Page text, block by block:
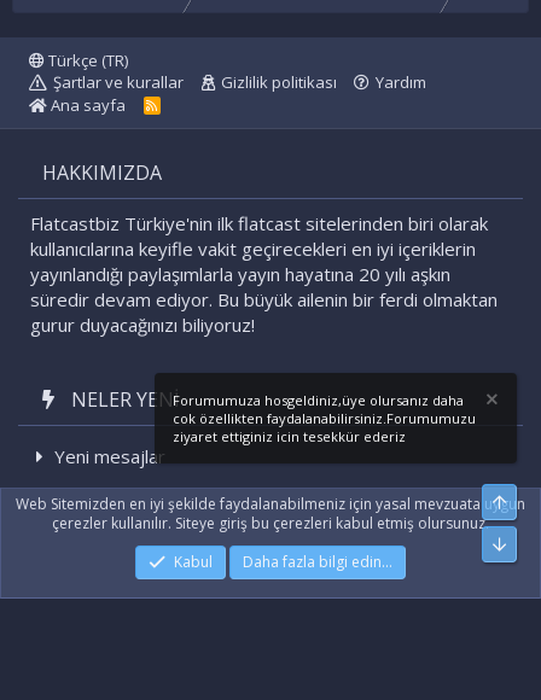
Türkçe (TR)
Şartlar ve kurallar
Gizlilik politikası
Yardım
Ana sayfa
R
HAKKIMIZDA
Flatcastbiz Türkiye'nin ilk flatcast sitelerinden biri olarak
kullanıcılarına keyifle vakit geçirecekleri en iyi içeriklerin
yayınlandığı paylaşımlarla yayın hayatına 20 yılı aşkın
süredir devam ediyor. Bu büyük ailenin bir ferdi olmaktan
gurur duyacağınızı biliyoruz!
NELER YENI
Yeni mesajlar
Son etkinlikler
© by ©XenTR Xenforo Theme© by ©XenTR
Forumumuza hosgeldiniz,üye olursanız daha
cok özellikten faydalanabilirsiniz.Forumumuzu
ziyaret ettiginiz icin tesekkür ederiz
Web Sitemizden en iyi şekilde faydalanabilmeniz için yasal mevzuata uygun
çerezler kullanılır. Siteye giriş bu çerezleri kabul etmiş olursunuz.
Kabul
Daha fazla bilgi edin…
Üst
Alt